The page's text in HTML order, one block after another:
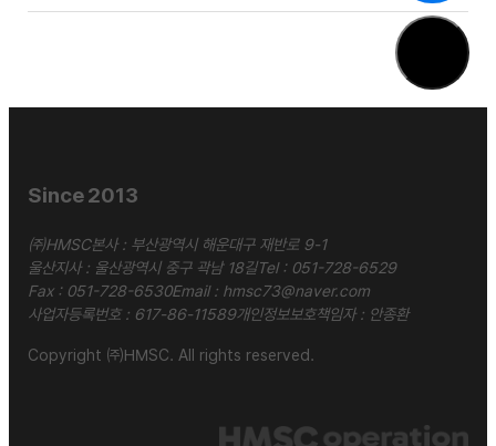
Since 2013
㈜HMSC본사 : 부산광역시 해운대구 재반로 9-1
울산지사 : 울산광역시 중구 곽남 18길Tel : 051-728-6529
Fax : 051-728-6530Email : hmsc73@naver.com
사업자등록번호 : 617-86-11589개인정보보호책임자 : 안종환
Copyright ㈜HMSC. All rights reserved.